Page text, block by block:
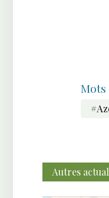
Mots
Autres